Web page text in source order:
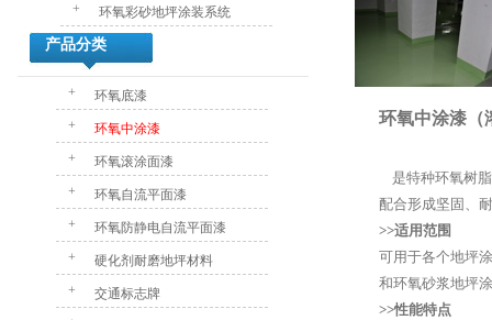
+
环氧彩砂地坪涂装系统
产品分类
+
环氧底漆
+
环氧中涂漆
+
环氧滚涂面漆
+
环氧自流平面漆
+
环氧防静电自流平面漆
+
硬化剂耐磨地坪材料
+
交通标志牌
环氧中涂漆（
是特种环氧树
配合形成坚固、
>>适用范围
可用于各个地坪
和环氧砂浆地坪
>>性能特点